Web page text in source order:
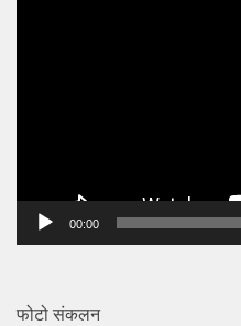
00:00
फोटो संकलन